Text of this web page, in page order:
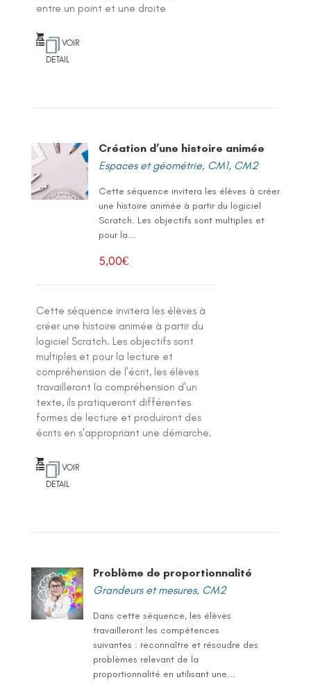
entre un point et une droite
VOIR
DETAIL
Création d’une histoire animée
Espaces et géométrie, CM1, CM2
Cette séquence invitera les élèves à créer
une histoire animée à partir du logiciel
Scratch. Les objectifs sont multiples et
pour la...
5,00€
Cette séquence invitera les élèves à
créer une histoire animée à partir du
logiciel Scratch. Les objectifs sont
multiples et pour la lecture et
compréhension de l'écrit, les élèves
travailleront la compréhension d'un
texte, ils pratiqueront différentes
formes de lecture et produiront des
écrits en s'appropriant une démarche.
VOIR
DETAIL
Problème de proportionnalité
Grandeurs et mesures, CM2
Dans cette séquence, les élèves
travailleront les compétences
suivantes : reconnaître et résoudre des
problèmes relevant de la
proportionnalité en utilisant une...